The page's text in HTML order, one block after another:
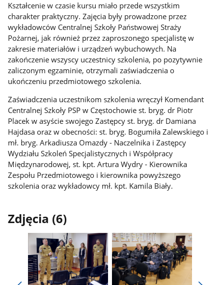
Kształcenie w czasie kursu miało przede wszystkim
charakter praktyczny. Zajęcia były prowadzone przez
wykładowców Centralnej Szkoły Państwowej Straży
Pożarnej, jak również przez zaproszonego specjalistę w
zakresie materiałów i urządzeń wybuchowych. Na
zakończenie wszyscy uczestnicy szkolenia, po pozytywnie
zaliczonym egzaminie, otrzymali zaświadczenia o
ukończeniu przedmiotowego szkolenia.
Zaświadczenia uczestnikom szkolenia wręczył Komendant
Centralnej Szkoły PSP w Częstochowie st. bryg. dr Piotr
Placek w asyście swojego Zastępcy st. bryg. dr Damiana
Hajdasa oraz w obecności: st. bryg. Bogumiła Zalewskiego i
mł. bryg. Arkadiusza Omazdy - Naczelnika i Zastępcy
Wydziału Szkoleń Specjalistycznych i Współpracy
Międzynarodowej, st. kpt. Artura Wydry - Kierownika
Zespołu Przedmiotowego i kierownika powyższego
szkolenia oraz wykładowcy mł. kpt. Kamila Biały.
Zdjęcia (6)